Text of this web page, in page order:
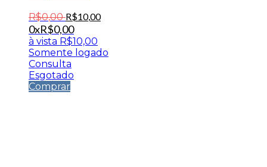
R$0,00 R$10,00
0xR$0,00
à vista R$10,00
Somente logado
Consulta
Esgotado
Comprar